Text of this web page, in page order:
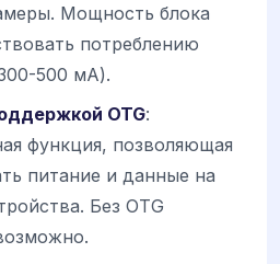
Мощность блока
потреблению
500 мА).
OTG:
функция, позволяющая
питание и данные на
Без OTG